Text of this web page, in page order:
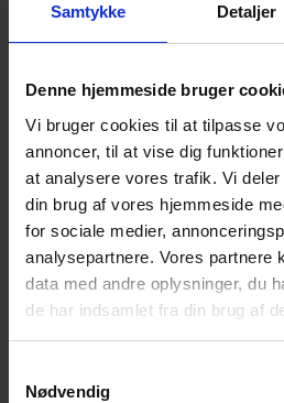
Samtykke Detaljer
Denne hjemmeside bruger
Vi bruger cookies til at tilpasse
annoncer, til at vise dig
at analysere vores trafik. Vi
din brug af vores hjemmeside
for sociale medier,
analysepartnere. Vores partnere
data med andre oplysninger, du
de har indsamlet fra din brug af
Nødvendig
Marielundvej 37D, 1. sal,
2730 Herlev
Tlf.: +45 4494 4449
PRODUKTION: